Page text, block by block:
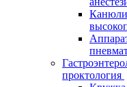
Канюли
проктология